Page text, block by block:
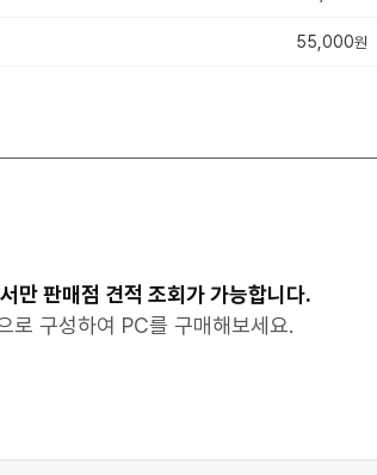
55,000원
만 판매점 견적 조회가 가능합니다.
로 구성하여 PC를 구매해보세요.